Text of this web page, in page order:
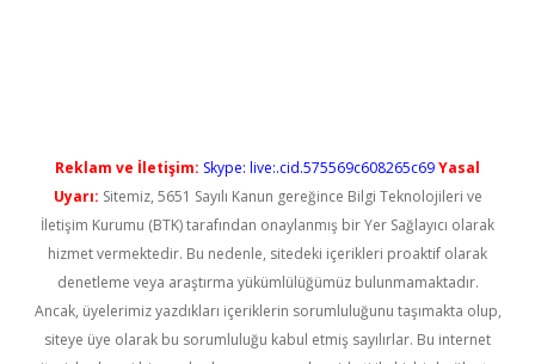
Reklam ve İletişim: Skype: live:.cid.575569c608265c69Yasal
Uyarı: Sitemiz, 5651 Sayılı Kanun gereğince Bilgi Teknolojileri ve
İletişim Kurumu (BTK) tarafından onaylanmış bir Yer Sağlayıcı olarak
hizmet vermektedir. Bu nedenle, sitedeki içerikleri proaktif olarak
denetleme veya araştırma yükümlülüğümüz bulunmamaktadır.
Ancak, üyelerimiz yazdıkları içeriklerin sorumluluğunu taşımakta olup,
siteye üye olarak bu sorumluluğu kabul etmiş sayılırlar. Bu internet